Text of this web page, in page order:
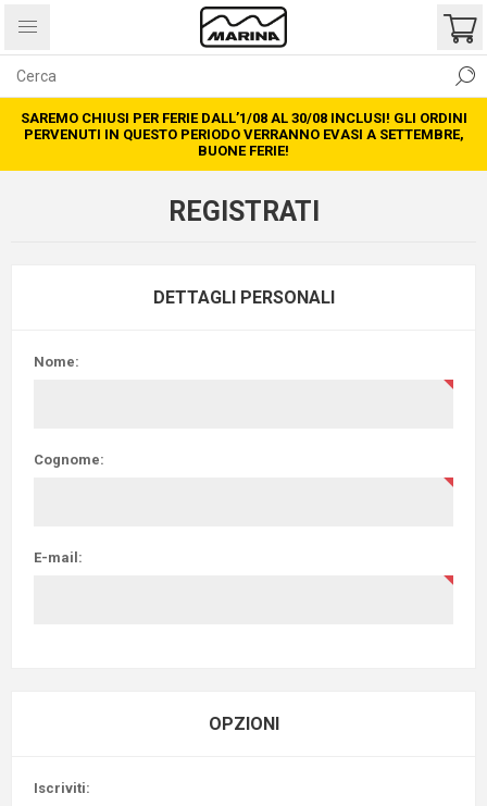
SAREMO CHIUSI PER FERIE DALL’1/08 AL 30/08 INCLUSI! GLI ORDINI
PERVENUTI IN QUESTO PERIODO VERRANNO EVASI A SETTEMBRE,
BUONE FERIE!
REGISTRATI
DETTAGLI PERSONALI
Nome:
Cognome:
E-mail:
OPZIONI
Iscriviti: